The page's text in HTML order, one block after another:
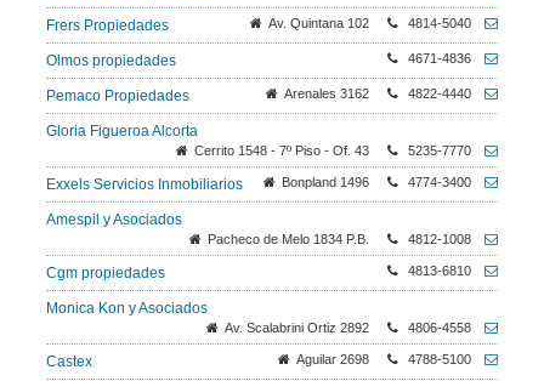
Frers Propiedades Av. Quintana 102 4814-5040
Olmos propiedades 4671-4836
Pemaco Propiedades Arenales 3162 4822-4440
Gloria Figueroa Alcorta
Cerrito 1548 - 7º Piso - Of. 43 5235-7770
Exxels Servicios Inmobiliarios Bonpland 1496 4774-3400
Amespil y Asociados
Pacheco de Melo 1834 P.B. 4812-1008
Cgm propiedades 4813-6810
Monica Kon y Asociados
Av. Scalabrini Ortiz 2892 4806-4558
Castex Aguilar 2698 4788-5100